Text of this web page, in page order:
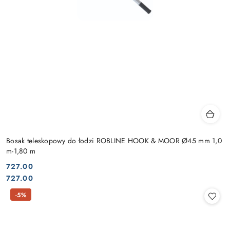
Bosak teleskopowy do łodzi ROBLINE HOOK & MOOR Ø45 mm 1,0
m-1,80 m
Cena:
727.00
Cena:
727.00
-5%